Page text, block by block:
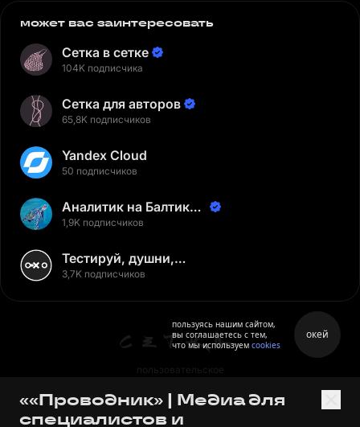
может вас заинтересовать
Сетка в сетке
104K подписчика
Сетка для авторов
65,8K подписчиков
Yandex Cloud
50 подписчиков
Аналитик на Балтике |
Неверов Станислав
1,9K подписчиков
Тестируй, душни,
наслаждайся
3,7K подписчиков
пользовательское
политика персональных
данных
««Проводник» | Медиа для
специалистов и
пользуясь нашим сайтом,
вы соглашаетесь с тем,
что мы используем cookies
окей